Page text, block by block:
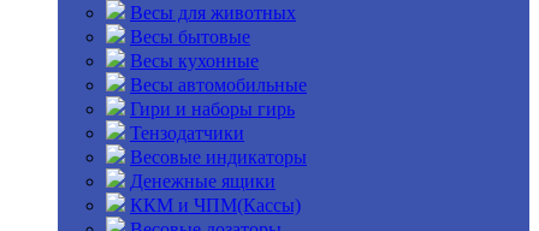
Весы для животных
Весы бытовые
Весы кухонные
Весы автомобильные
Гири и наборы гирь
Тензодатчики
Весовые индикаторы
Денежные ящики
ККМ и ЧПМ(Кассы)